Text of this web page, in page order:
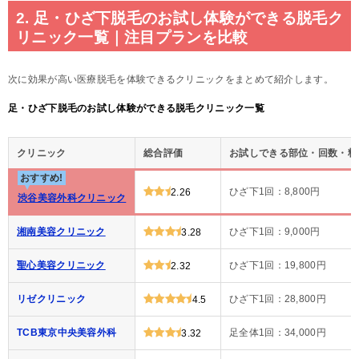
2. 足・ひざ下脱毛のお試し体験ができる脱毛ク
リニック一覧｜注目プランを比較
次に効果が高い医療脱毛を体験できるクリニックをまとめて紹介します。
足・ひざ下脱毛のお試し体験ができる脱毛クリニック一覧
クリニック 総合評価 お試しできる部位・回数・
おすすめ!
渋谷美容外科クリニック
2.26 ひざ下1回：8,800円
湘南美容クリニック 3.28 ひざ下1回：9,000円
聖心美容クリニック 2.32 ひざ下1回：19,800円
リゼクリニック 4.5 ひざ下1回：28,800円
TCB東京中央美容外科 3.32 足全体1回：34,000円